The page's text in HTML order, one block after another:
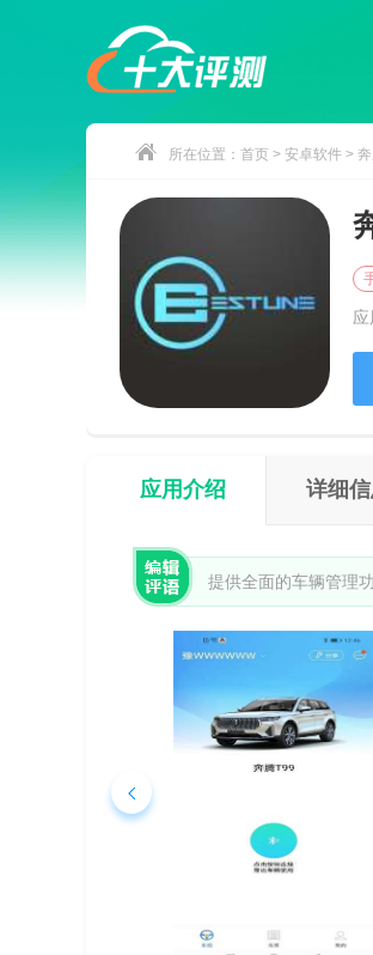
所在位置： 首页 > 安卓软件 >
应
应用介绍 详细
提供全面的车辆管理